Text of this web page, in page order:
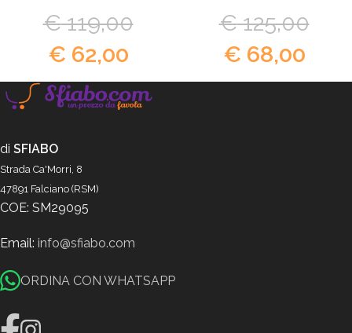
€119,00
€ 62,00
€125,00
€ 68,00
di SFIABO
Strada Ca'Morri, 8
47891 Falciano (RSM)
COE: SM29095
Email: info@sfiabo.com
ORDINA CON WHATSAPP